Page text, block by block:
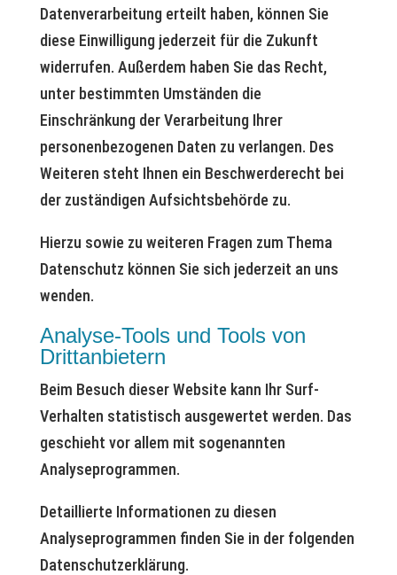
Datenverarbeitung erteilt haben, können Sie
diese Einwilligung jederzeit für die Zukunft
widerrufen. Außerdem haben Sie das Recht,
unter bestimmten Umständen die
Einschränkung der Verarbeitung Ihrer
personenbezogenen Daten zu verlangen. Des
Weiteren steht Ihnen ein Beschwerderecht bei
der zuständigen Aufsichtsbehörde zu.
Hierzu sowie zu weiteren Fragen zum Thema
Datenschutz können Sie sich jederzeit an uns
wenden.
Analyse-Tools und Tools von
Dritt­anbietern
Beim Besuch dieser Website kann Ihr Surf-
Verhalten statistisch ausgewertet werden. Das
geschieht vor allem mit sogenannten
Analyseprogrammen.
Detaillierte Informationen zu diesen
Analyseprogrammen finden Sie in der folgenden
Datenschutzerklärung.